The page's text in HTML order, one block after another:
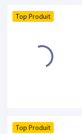
Top Produit
Top Produit